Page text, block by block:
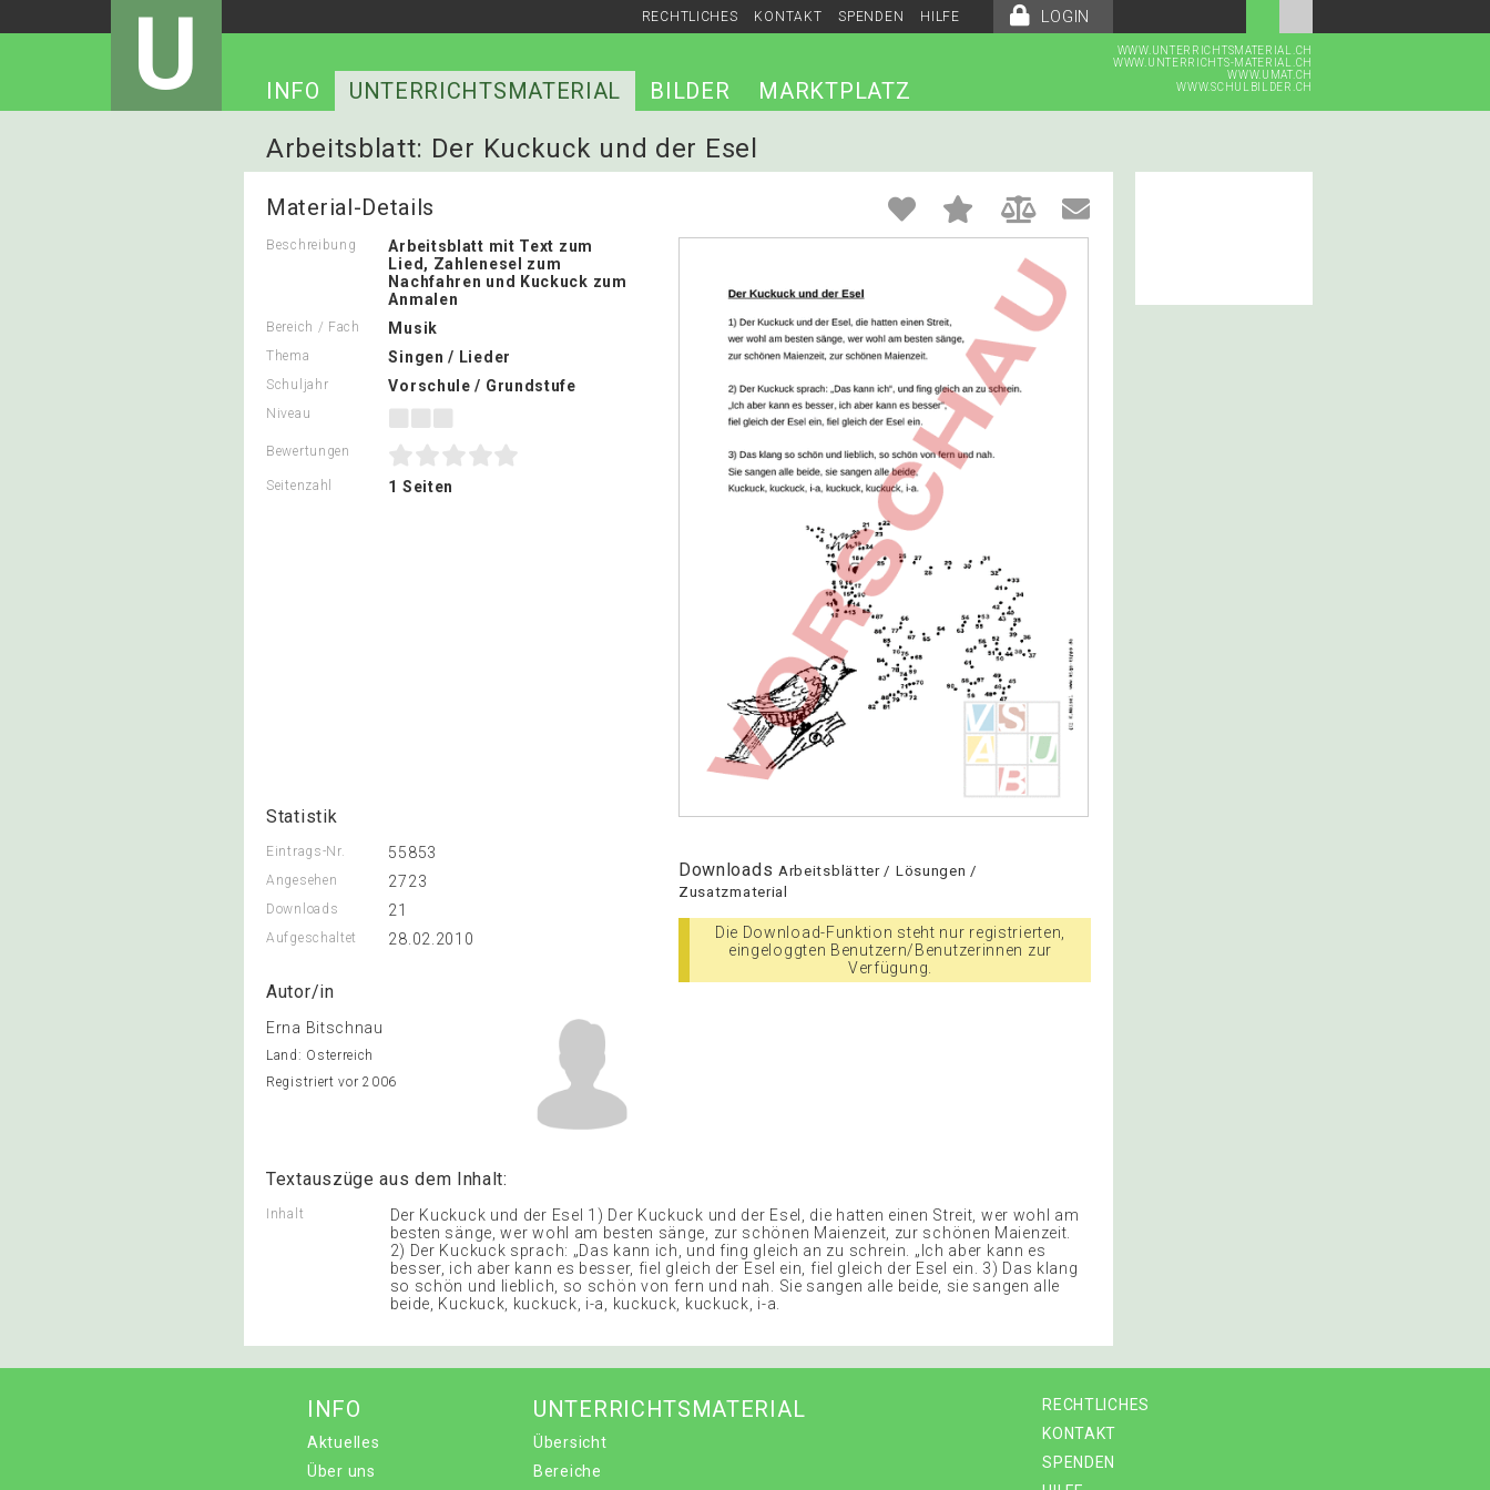
LOGIN
RECHTLICHES KONTAKT SPENDEN HILFE
U
WWW.UNTERRICHTSMATERIAL.CH
WWW.UNTERRICHTS-MATERIAL.CH
WWW.UMAT.CH
WWW.SCHULBILDER.CH
INFO UNTERRICHTSMATERIAL BILDER MARKTPLATZ
Arbeitsblatt: Der Kuckuck und der Esel
Material-Details
Beschreibung
Arbeitsblatt mit Text zum
Lied, Zahlenesel zum
Nachfahren und Kuckuck zum
Anmalen
Bereich / Fach Musik
Thema Singen / Lieder
Schuljahr Vorschule / Grundstufe
Niveau
Bewertungen
Seitenzahl 1 Seiten
Statistik
Eintrags-Nr. 55853
Angesehen 2723
Downloads 21
Aufgeschaltet 28.02.2010
Autor/in
Erna Bitschnau
Land: Österreich
Registriert vor 2006
Downloads Arbeitsblätter / Lösungen /
Zusatzmaterial
Die Download-Funktion steht nur registrierten,
eingeloggten Benutzern/Benutzerinnen zur
Verfügung.
Textauszüge aus dem Inhalt:
Inhalt
Der Kuckuck und der Esel 1) Der Kuckuck und der Esel, die hatten einen Streit, wer wohl am
besten sänge, wer wohl am besten sänge, zur schönen Maienzeit, zur schönen Maienzeit.
2) Der Kuckuck sprach: „Das kann ich, und fing gleich an zu schrein. „Ich aber kann es
besser, ich aber kann es besser, fiel gleich der Esel ein, fiel gleich der Esel ein. 3) Das klang
so schön und lieblich, so schön von fern und nah. Sie sangen alle beide, sie sangen alle
beide, Kuckuck, kuckuck, i-a, kuckuck, kuckuck, i-a.
RECHTLICHES
KONTAKT
SPENDEN
INFO
Aktuelles
Über uns
UNTERRICHTSMATERIAL
Übersicht
Bereiche